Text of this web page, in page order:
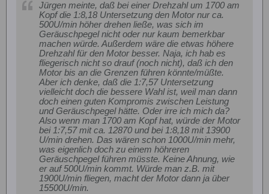
Jürgen meinte, daß bei einer Drehzahl um 1700 am
Kopf die 1:8,18 Untersetzung den Motor nur ca.
500U/min höher drehen ließe, was sich im
Geräuschpegel nicht oder nur kaum bemerkbar
machen würde. Außerdem wäre die etwas höhere
Drehzahl für den Motor besser. Naja, ich hab es
fliegerisch nicht so drauf (noch nicht), daß ich den
Motor bis an die Grenzen führen könnte/müßte.
Aber ich denke, daß die 1:7,57 Untersetzung
vielleicht doch die bessere Wahl ist, weil man dann
doch einen guten Kompromis zwischen Leistung
und Geräuschpegel hätte. Oder irre ich mich da?
Also wenn man 1700 am Kopf hat, würde der Motor
bei 1:7,57 mit ca. 12870 und bei 1:8,18 mit 13900
U/min drehen. Das wären schon 1000U/min mehr,
was eigenlich doch zu einem höhreren
Geräuschpegel führen müsste. Keine Ahnung, wie
er auf 500U/min kommt. Würde man z.B. mit
1900U/min fliegen, macht der Motor dann ja über
15500U/min.